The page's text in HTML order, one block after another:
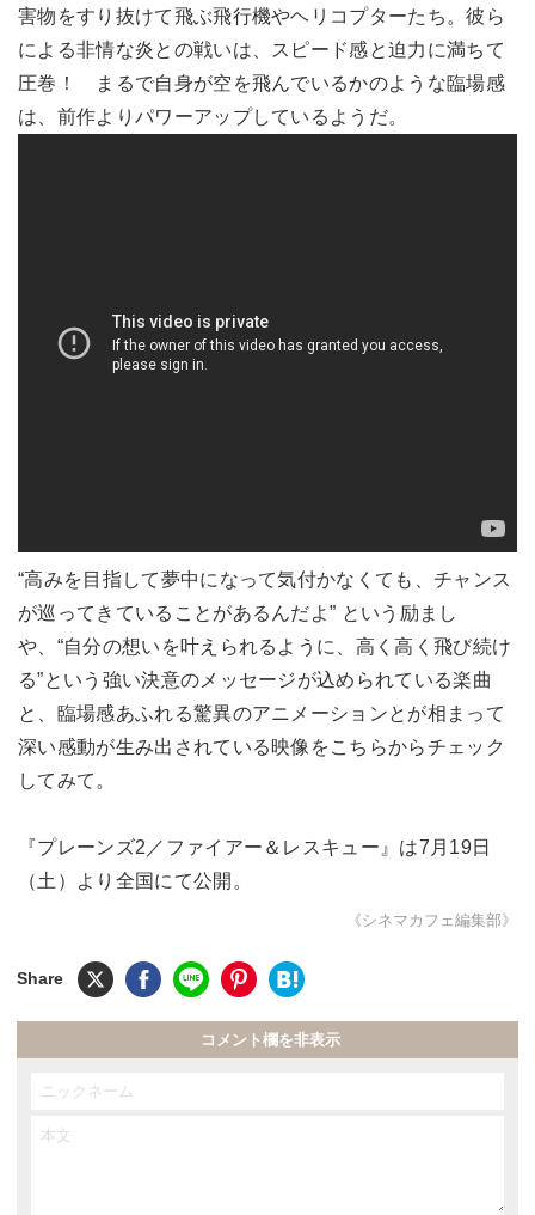
害物をすり抜けて飛ぶ飛行機やヘリコプターたち。彼ら
による非情な炎との戦いは、スピード感と迫力に満ちて
圧巻！ まるで自身が空を飛んでいるかのような臨場感
は、前作よりパワーアップしているようだ。
“高みを目指して夢中になって気付かなくても、チャンス
が巡ってきていることがあるんだよ” という励まし
や、“自分の想いを叶えられるように、高く高く飛び続け
る”という強い決意のメッセージが込められている楽曲
と、臨場感あふれる驚異のアニメーションとが相まって
深い感動が生み出されている映像をこちらからチェック
してみて。
『プレーンズ2／ファイアー＆レスキュー』は7月19日
（土）より全国にて公開。
《シネマカフェ編集部》
コメント欄を非表示